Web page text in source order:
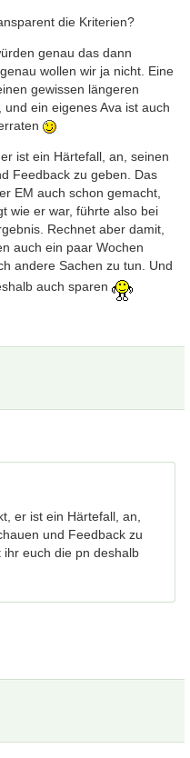
die Kriterien?
genau das dann
wollen wir ja nicht. Eine
gewissen längeren
ein eigenes Ava ist auch
ist ein Härtefall, an, seinen
Feedback zu geben. Das
EM auch schon gemacht,
wie er war, führte also bei
Rechnet aber damit,
auch ein paar Wochen
andere Sachen zu tun. Und
auch sparen
er ist ein Härtefall, an,
und Feedback zu
euch die pn deshalb